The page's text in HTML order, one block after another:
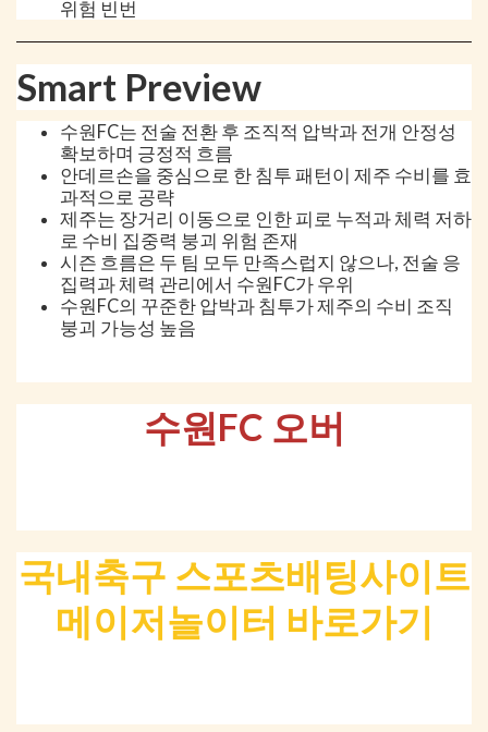
위험 빈번
Smart Preview
수원FC는 전술 전환 후 조직적 압박과 전개 안정성
확보하며 긍정적 흐름
안데르손을 중심으로 한 침투 패턴이 제주 수비를 효
과적으로 공략
제주는 장거리 이동으로 인한 피로 누적과 체력 저하
로 수비 집중력 붕괴 위험 존재
시즌 흐름은 두 팀 모두 만족스럽지 않으나, 전술 응
집력과 체력 관리에서 수원FC가 우위
수원FC의 꾸준한 압박과 침투가 제주의 수비 조직
붕괴 가능성 높음
수원FC 오버
국내축구 스포츠배팅사이트
메이저놀이터 바로가기